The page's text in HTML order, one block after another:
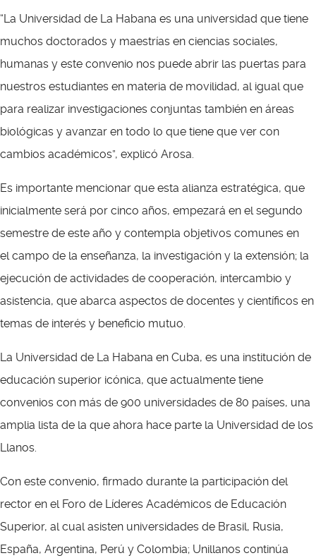
“La Universidad de La Habana es una universidad que tiene
muchos doctorados y maestrías en ciencias sociales,
humanas y este convenio nos puede abrir las puertas para
nuestros estudiantes en materia de movilidad, al igual que
para realizar investigaciones conjuntas también en áreas
biológicas y avanzar en todo lo que tiene que ver con
cambios académicos”, explicó Arosa.
Es importante mencionar que esta alianza estratégica, que
inicialmente será por cinco años, empezará en el segundo
semestre de este año y contempla objetivos comunes en
el campo de la enseñanza, la investigación y la extensión; la
ejecución de actividades de cooperación, intercambio y
asistencia, que abarca aspectos de docentes y científicos en
temas de interés y beneficio mutuo.
La Universidad de La Habana en Cuba, es una institución de
educación superior icónica, que actualmente tiene
convenios con más de 900 universidades de 80 países, una
amplia lista de la que ahora hace parte la Universidad de los
Llanos.
Con este convenio, firmado durante la participación del
rector en el Foro de Líderes Académicos de Educación
Superior, al cual asisten universidades de Brasil, Rusia,
España, Argentina, Perú y Colombia; Unillanos continúa